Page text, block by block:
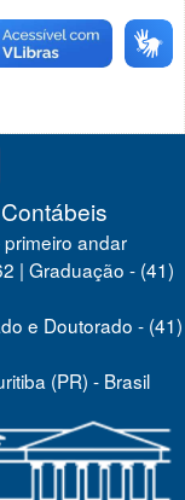
andar
e Doutorado - (41)
(PR) - Brasil